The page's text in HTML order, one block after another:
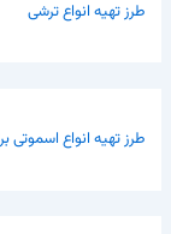
طرز تهیه انواع ترشی
طرز تهیه انواع اسموتی